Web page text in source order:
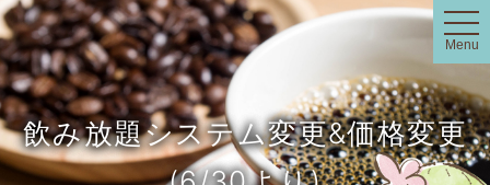
t
o
g
g
l
e
n
a
v
i
Menu
飲み放題システム変更&価格変更